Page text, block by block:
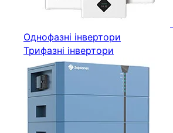
Однофазні інвертори
Трифазні інвертори